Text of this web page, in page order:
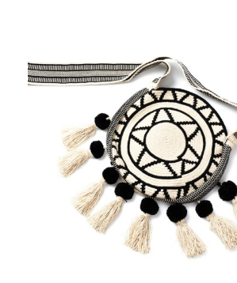
€55.00
Aggiungi
al carrello